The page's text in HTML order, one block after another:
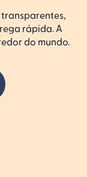
rápida. A
do mundo.